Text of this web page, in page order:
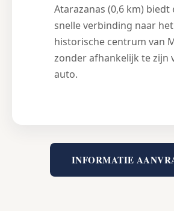
Atarazanas (0,6 km) biedt
snelle verbinding naar het
historische centrum van
zonder afhankelijk te zijn
auto.
INFORMATIE